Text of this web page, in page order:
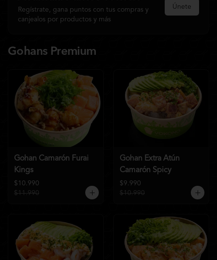
Regístrate, gana puntos con tus compras y
canjealos por productos y más
Únete
Gohans Premium
Gohan Camarón Furai
Kings
$10.990
$11.990
Gohan Extra Atún
Camarón Spicy
$9.990
$10.990